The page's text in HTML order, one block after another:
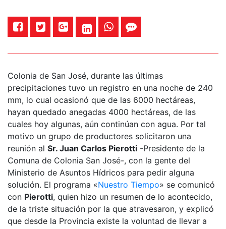
Colonia de San José, durante las últimas
precipitaciones tuvo un registro en una noche de 240
mm, lo cual ocasionó que de las 6000 hectáreas,
hayan quedado anegadas 4000 hectáreas, de las
cuales hoy algunas, aún continúan con agua. Por tal
motivo un grupo de productores solicitaron una
reunión al Sr. Juan Carlos Pierotti -Presidente de la
Comuna de Colonia San José-, con la gente del
Ministerio de Asuntos Hídricos para pedir alguna
solución. El programa «Nuestro Tiempo» se comunicó
con Pierotti, quien hizo un resumen de lo acontecido,
de la triste situación por la que atravesaron, y explicó
que desde la Provincia existe la voluntad de llevar a